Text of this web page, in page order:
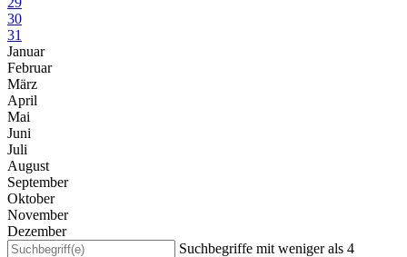
30
31
Januar
Februar
März
April
Mai
Juni
Juli
August
September
Oktober
November
Dezember
Suchbegriffe mit weniger als 4